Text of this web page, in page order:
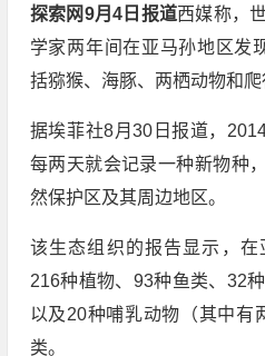
探索网9月4日报道西媒称，
学家两年间在亚马孙地区发
括猕猴、海豚、两栖动物和爬
据埃菲社8月30日报道，
每两天就会记录一种新物种
然保护区及其周边地区。
该生态组织的报告显示，
216种植物、93种鱼类、32
以及20种哺乳动物（其中有
类。